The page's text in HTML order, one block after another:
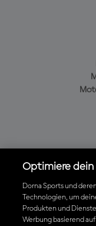
Optimiere
Dorna Sports und
Technologien, um
Produkten und
Werbung basierend